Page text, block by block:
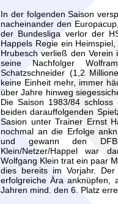
In der folgenden Saison
nacheinander den
der Bundesliga verlor der
Happels Regie ein
Hrubesch verließ den
seine Nachfolger
Schatzschneider (1,2
keine Einheit mehr, immer
über Jahre hinweg
Die Saison 1983/84
beiden darauffolgenden
Sasion unter Trainer Ernst
nochmal an die Erfolge
und gewann den
Klein/Netzer/Happel war
Wolfgang Klein trat ein paar
dies bereits im Vorjahr.
erfolgreiche Ära anknüpfen,
Jahren mind. den 6. Platz